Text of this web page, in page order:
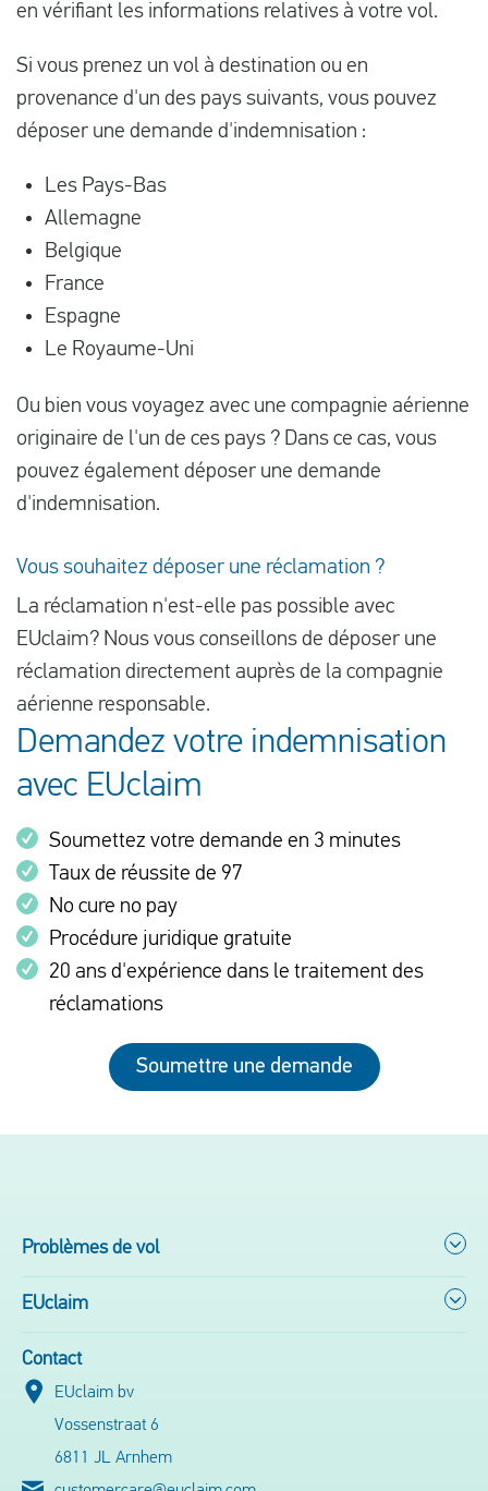
en vérifiant les informations relatives à votre vol.
Si vous prenez un vol à destination ou en
provenance d'un des pays suivants, vous pouvez
déposer une demande d'indemnisation :
Les Pays-Bas
Allemagne
Belgique
France
Espagne
Le Royaume-Uni
Ou bien vous voyagez avec une compagnie aérienne
originaire de l'un de ces pays ? Dans ce cas, vous
pouvez également déposer une demande
d'indemnisation.
Vous souhaitez déposer une réclamation ?
La réclamation n'est-elle pas possible avec
EUclaim? Nous vous conseillons de déposer une
réclamation directement auprès de la compagnie
aérienne responsable.
Demandez votre indemnisation
avec EUclaim
Soumettez votre demande en 3 minutes
Taux de réussite de 97
No cure no pay
Procédure juridique gratuite
20 ans d'expérience dans le traitement des
réclamations
Soumettre une demande
Problèmes de vol
EUclaim
Contact
EUclaim bv
Vossenstraat 6
6811 JL Arnhem